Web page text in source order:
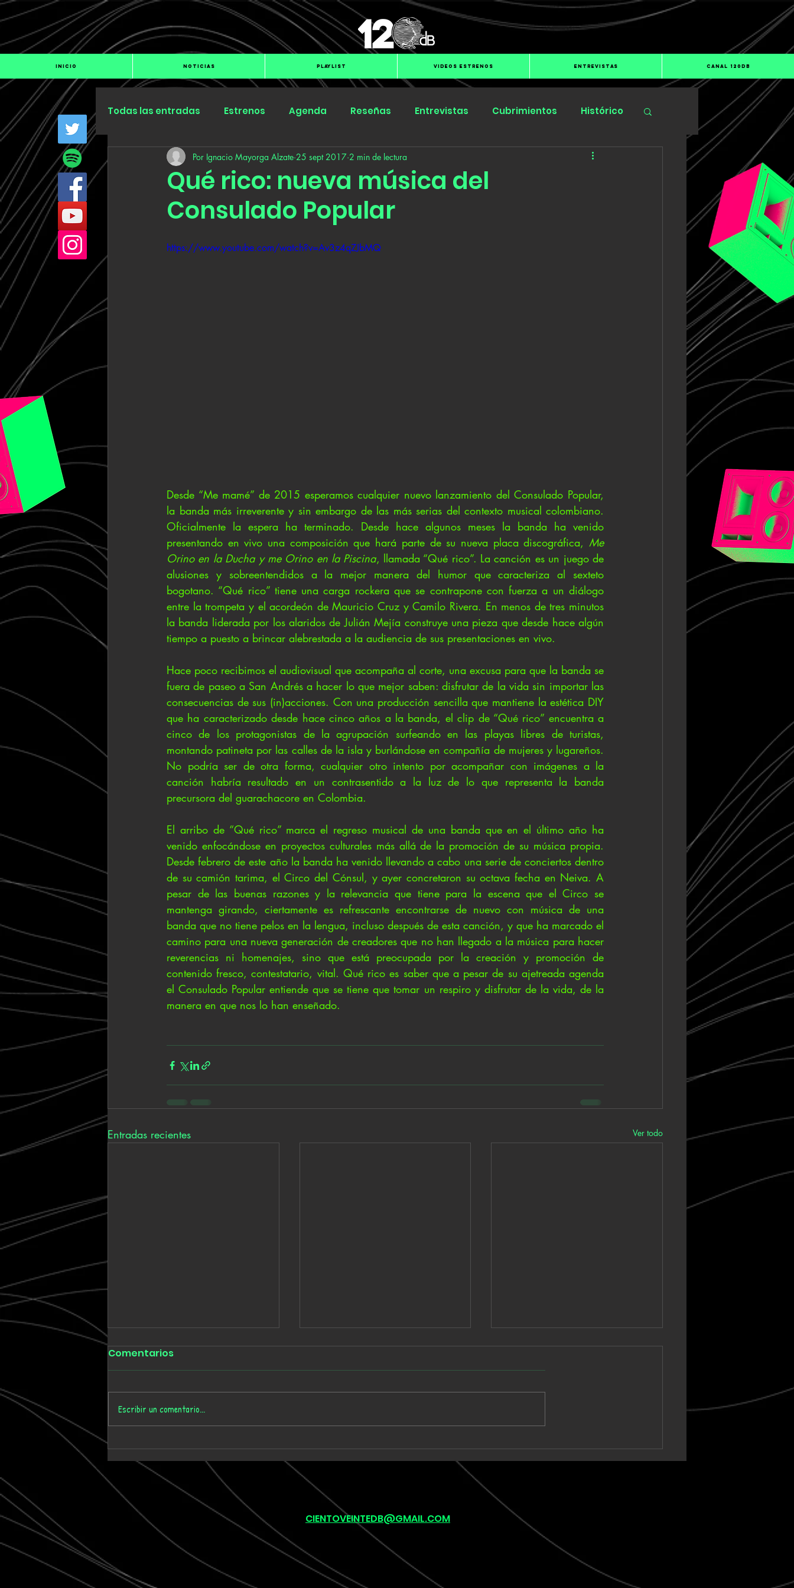
INICIO NOTICIAS PLAYLIST VIDEOS ESTRENOS ENTREVISTAS CANAL 120dB
Todas las entradas Estrenos Agenda Reseñas Entrevistas Cubrimientos Histórico
Industria Especiales Submit Hub Groover
Qué rico: nueva música del
Consulado Popular
Por Ignacio Mayorga Alzate 25 sept 2017 2 min de lectura
https://www.youtube.com/watch?v=Av3z4qZJbMQ
Desde “Me mamé” de 2015 esperamos cualquier nuevo lanzamiento del Consulado Popular,
la banda más irreverente y sin embargo de las más serias del contexto musical colombiano.
Oficialmente la espera ha terminado. Desde hace algunos meses la banda ha venido
presentando en vivo una composición que hará parte de su nueva placa discográfica, Me
Orino en la Ducha y me Orino en la Piscina, llamada “Qué rico”. La canción es un juego de
alusiones y sobreentendidos a la mejor manera del humor que caracteriza al sexteto
bogotano. “Qué rico” tiene una carga rockera que se contrapone con fuerza a un diálogo
entre la trompeta y el acordeón de Mauricio Cruz y Camilo Rivera. En menos de tres minutos
la banda liderada por los alaridos de Julián Mejía construye una pieza que desde hace algún
tiempo a puesto a brincar alebrestada a la audiencia de sus presentaciones en vivo.
Hace poco recibimos el audiovisual que acompaña al corte, una excusa para que la banda se
fuera de paseo a San Andrés a hacer lo que mejor saben: disfrutar de la vida sin importar las
consecuencias de sus (in)acciones. Con una producción sencilla que mantiene la estética DIY
que ha caracterizado desde hace cinco años a la banda, el clip de “Qué rico” encuentra a
cinco de los protagonistas de la agrupación surfeando en las playas libres de turistas,
montando patineta por las calles de la isla y burlándose en compañía de mujeres y lugareños.
No podría ser de otra forma, cualquier otro intento por acompañar con imágenes a la
canción habría resultado en un contrasentido a la luz de lo que representa la banda
precursora del guarachacore en Colombia.
El arribo de “Qué rico” marca el regreso musical de una banda que en el último año ha
venido enfocándose en proyectos culturales más allá de la promoción de su música propia.
Desde febrero de este año la banda ha venido llevando a cabo una serie de conciertos dentro
de su camión tarima, el Circo del Cónsul, y ayer concretaron su octava fecha en Neiva. A
pesar de las buenas razones y la relevancia que tiene para la escena que el Circo se
mantenga girando, ciertamente es refrescante encontrarse de nuevo con música de una
banda que no tiene pelos en la lengua, incluso después de esta canción, y que ha marcado el
camino para una nueva generación de creadores que no han llegado a la música para hacer
reverencias ni homenajes, sino que está preocupada por la creación y promoción de
contenido fresco, contestatario, vital. Qué rico es saber que a pesar de su ajetreada agenda
el Consulado Popular entiende que se tiene que tomar un respiro y disfrutar de la vida, de la
manera en que nos lo han enseñado.
Entradas recientes Ver todo
Tmygn convierte
dieciséis años de
memoria personal en el
álbum 'Where Time Goes'
Babe Rainbow extiende
una suite de seis minutos
Unknown Vagabond
lleva un sintetizador
(left blank)”
Comentarios
Escribir un comentario...
CIENTOVEINTEDB@GMAIL.COM